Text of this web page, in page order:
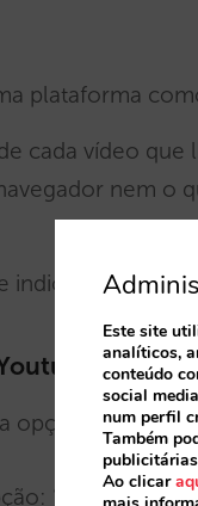
plataforma
cada vídeo que
nem o
indicamos abaixo
“Inserir”
Este site
analíticos,
conteúdo
social
num perfil
Também
Ao clicar